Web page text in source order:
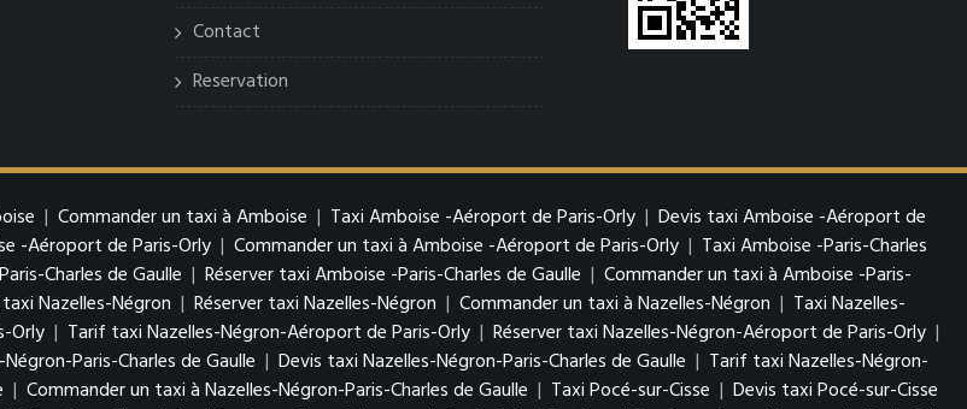
Contact
Reservation
| Commander un taxi à Amboise | Taxi Amboise -Aéroport de Paris-Orly | Devis taxi Amboise -Aéroport de
-Aéroport de Paris-Orly | Commander un taxi à Amboise -Aéroport de Paris-Orly | Taxi Amboise -Paris-Charles
Charles de Gaulle | Réserver taxi Amboise -Paris-Charles de Gaulle | Commander un taxi à Amboise -Paris-
Nazelles-Négron | Réserver taxi Nazelles-Négron | Commander un taxi à Nazelles-Négron | Taxi Nazelles-
Orly | Tarif taxi Nazelles-Négron-Aéroport de Paris-Orly | Réserver taxi Nazelles-Négron-Aéroport de Paris-Orly |
Paris-Charles de Gaulle | Devis taxi Nazelles-Négron-Paris-Charles de Gaulle | Tarif taxi Nazelles-Négron-
| Commander un taxi à Nazelles-Négron-Paris-Charles de Gaulle | Taxi Pocé-sur-Cisse | Devis taxi Pocé-sur-Cisse